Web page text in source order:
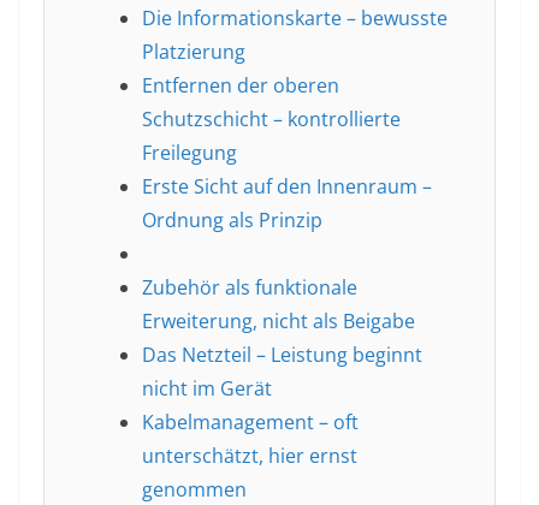
Die Informationskarte – bewusste
Platzierung
Entfernen der oberen
Schutzschicht – kontrollierte
Freilegung
Erste Sicht auf den Innenraum –
Ordnung als Prinzip
Zubehör als funktionale
Erweiterung, nicht als Beigabe
Das Netzteil – Leistung beginnt
nicht im Gerät
Kabelmanagement – oft
unterschätzt, hier ernst
genommen